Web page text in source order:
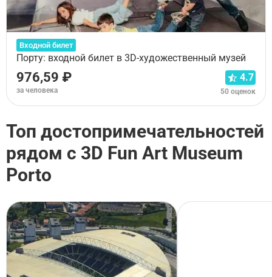
Входной билет
Порту: входной билет в 3D-художественный музей
976,59 ₽
за человека
4.7
50 оценок
Топ достопримечательностей
рядом с 3D Fun Art Museum
Porto